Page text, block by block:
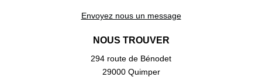
Envoyez nous un message
NOUS TROUVER
294 route de Bénodet
29000 Quimper